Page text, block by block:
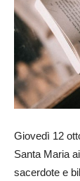
Giovedì 12
Santa Maria
sacerdote e